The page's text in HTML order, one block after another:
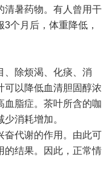
清暑药物。有人曾用干
个月后，体重降低，
、除烦渴、化痰、消
可以降低血清胆固醇浓
血脂症。茶叶所含的咖
消耗增加。
奋代谢的作用。由此可
的结果。因此，正常情